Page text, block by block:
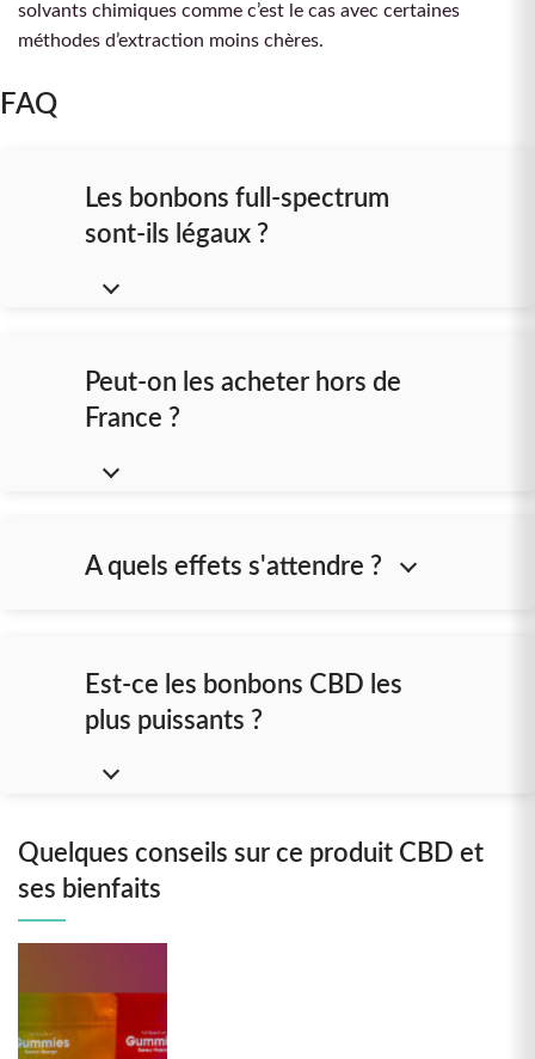
solvants chimiques comme c’est le cas avec certaines
méthodes d’extraction moins chères.
FAQ
Les bonbons full-spectrum
sont-ils légaux ?
Peut-on les acheter hors de
France ?
A quels effets s'attendre ?
Est-ce les bonbons CBD les
plus puissants ?
Quelques conseils sur ce produit CBD et
ses bienfaits